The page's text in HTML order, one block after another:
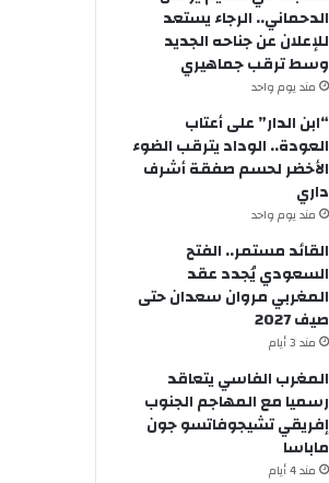
الدحماني.. الرجاء يستعد
للإعلان عن جناحه الجديد
وسط ترقب جماهيري
مند يوم واحد
“ابن الدار” على أعتاب
العودة.. الوداد يترقب الضوء
الأخضر لحسم صفقة أشرف
داري
مند يوم واحد
القائد مستمر.. الفتح
السعودي يُجدد عقد
المغربي مروان سعدان حتى
صيف 2027
مند 3 أيام
المغرب الفاسي يتعاقد
رسميا مع المهاجم الجنوب
إفريقي تشيجوفاتسو جون
ماباسا
مند 4 أيام